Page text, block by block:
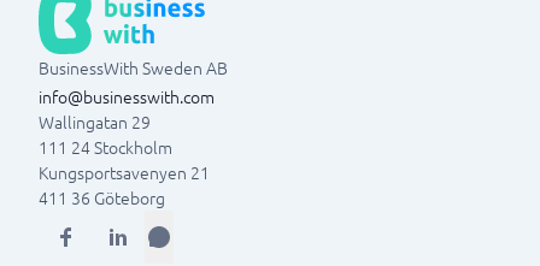
BusinessWith Sweden AB
info@businesswith.com
Wallingatan 29
111 24Stockholm
Kungsportsavenyen 21
411 36 Göteborg